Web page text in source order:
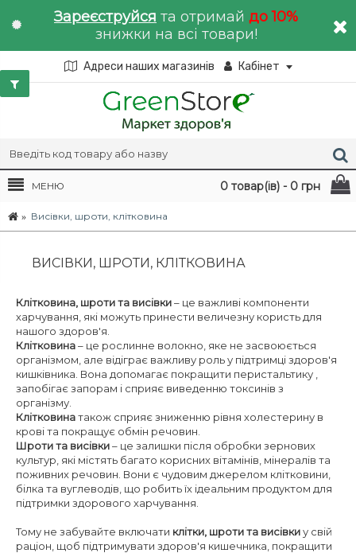
Зареєструйся та отримай до 10%
знижки на всі товари!
Адреси наших магазинів Кабінет
0 товар(ів) - 0 грн
МЕНЮ
Висівки, шроти, клітковина
ВИСІВКИ, ШРОТИ, КЛІТКОВИНА
Клітковина, шроти та висівки– це важливі компоненти
харчування, які можуть принести величезну користь для
нашого здоров'я.
Клітковина– це рослинне волокно, яке не засвоюється
організмом, але відіграє важливу роль у підтримці здоров'я
кишківника. Вона допомагає покращити перистальтику ,
запобігає запорам і сприяє виведенню токсинів з
організму.
Клітковинатакож сприяє зниженню рівня холестерину в
крові та покращує обмін речовин.
Шроти та висівки– це залишки після обробки зернових
культур, які містять багато корисних вітамінів, мінералів та
поживних речовин. Вони є чудовим джерелом клітковини,
білка та вуглеводів, що робить їх ідеальним продуктом для
підтримки здорового харчування.
Тому не забувайте включати клітки, шроти та висівкиу свій
раціон, щоб підтримувати здоров'я кишечника, покращити